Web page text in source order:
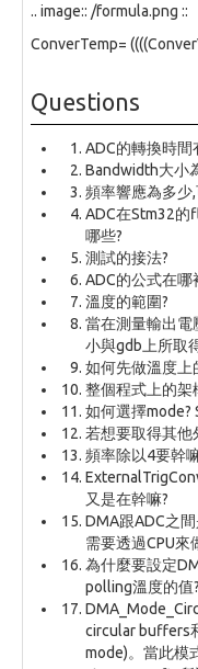
.. image:: /formula.png ::
ConverTemp=
Questions
ADC的轉換時間
Bandwidth大小
頻率響應為多少
ADC在Stm32的
哪些?
測試的接法?
ADC的公式在哪
溫度的範圍?
當在測量輸出電
小與gdb上所取
如何先做溫度上
整個程式上的架
如何選擇mode?
若想要取得其他
頻率除以4要幹
又是在幹嘛?
DMA跟ADC之
需要透過CPU來
為什麼要設定
polling溫度的值
circular buffers
mode)。當此模